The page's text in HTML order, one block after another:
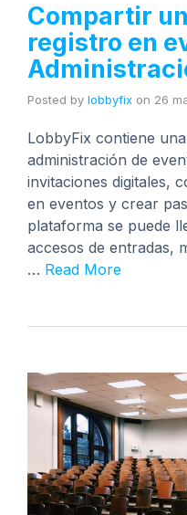
Compartir
registro en
Posted by lobbyfix on 26
LobbyFix contiene
administración de
invitaciones digitales,
en eventos y crear
plataforma se puede
accesos de entradas,
… Read More